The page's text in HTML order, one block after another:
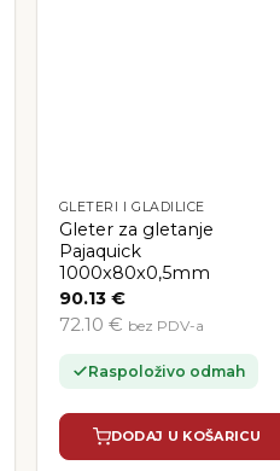
GLETERI I GLADILICE
Gleter za gletanje
Pajaquick
1000x80x0,5mm
90.13 €
72.10 € bez PDV-a
Raspoloživo odmah
DODAJ U KOŠARICU